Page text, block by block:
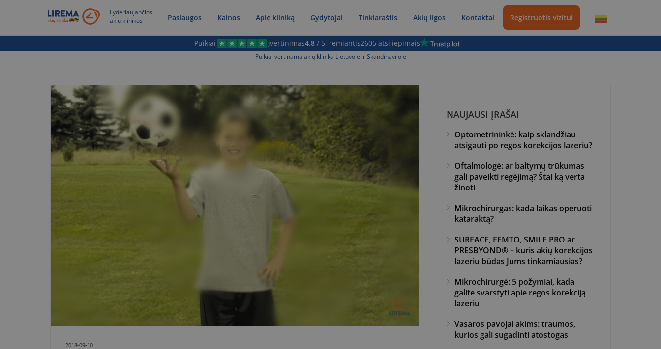
Lyderiaujančios
akių klinikos
Paslaugos Kainos Apie kliniką Gydytojai Tinklaraštis Akių ligos Kontaktai Registruotis vizitui
Puikiai įvertinimas4.8 / 5, remiantis2605 atsiliepimais
Puikiai vertinama akių klinika Lietuvoje ir Skandinavijoje
2018-09-10
NAUJAUSI ĮRAŠAI
Optometrininkė: kaip sklandžiau
atsigauti po regos korekcijos lazeriu?
Oftalmologė: ar baltymų trūkumas
gali paveikti regėjimą? Štai ką verta
žinoti
Mikrochirurgas: kada laikas operuoti
kataraktą?
SURFACE, FEMTO, SMILE PRO ar
PRESBYOND® – kuris akių korekcijos
lazeriu būdas Jums tinkamiausias?
Mikrochirurgė: 5 požymiai, kada
galite svarstyti apie regos korekciją
lazeriu
Vasaros pavojai akims: traumos,
kurios gali sugadinti atostogas